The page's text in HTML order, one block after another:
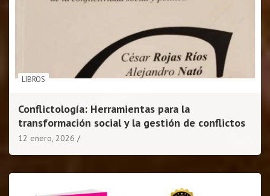
LIBROS
Conflictología: Herramientas para la
transformación social y la gestión de conflictos
12 enero, 2026